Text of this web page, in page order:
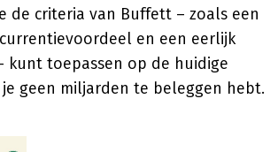
de criteria van Buffett – zoals een
en een eerlijk
kunt toepassen op de huidige
geen miljarden te beleggen hebt.